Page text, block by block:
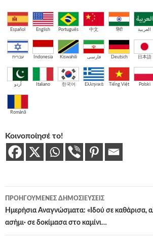
Español English Português 中文 हिंदी العربية
עברית Indonesia Kiswahili فارسی Deutsch 日本語
اُردو Italiano 한국어 Ελληνικά Tiếng Việt Polski
Română
Κοινοποίησέ το!
Πλοήγηση
άρθρων
ΠΡΟΗΓΟΎΜΕΝΕΣ ΔΗΜΟΣΙΕΎΣΕΙΣ
Ημερήσια Αναγνώσματα: «Ιδού σε καθάρισα,
ασήμι· σε δοκίμασα στο καμίνι…